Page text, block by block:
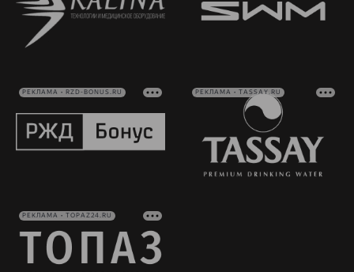
РЕКЛАМА • RZD-BONUS.RU РЕКЛАМА • TASSAY.RU
РЕКЛАМА • TOPAZ24.RU